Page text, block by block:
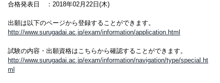
合格発表日 ：2018年02月22日(木)
出願は以下のページから登録することができます。
http://www.surugadai.ac.jp/exam/information/application.html
試験の内容・出願資格はこちらから確認することができます。
http://www.surugadai.ac.jp/exam/information/navigation/type/special.ht
ml